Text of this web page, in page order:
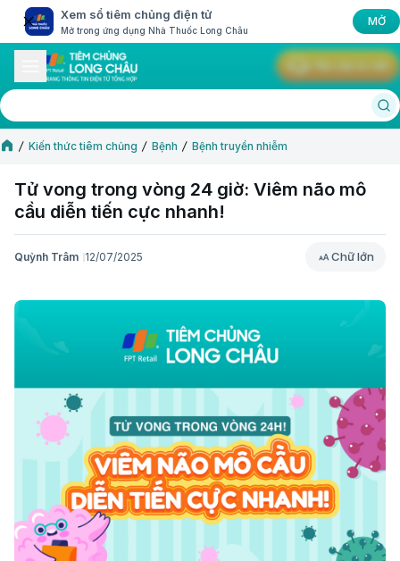
Xem sổ tiêm chủng điện tử
Mở trong ứng dụng Nhà Thuốc Long Châu
MỞ
Kiến thức tiêm chủng Bệnh Bệnh truyền nhiễm
Tử vong trong vòng 24 giờ: Viêm não mô
cầu diễn tiến cực nhanh!
Quỳnh Trâm 12/07/2025 Chữ lớn
Chữ lớn